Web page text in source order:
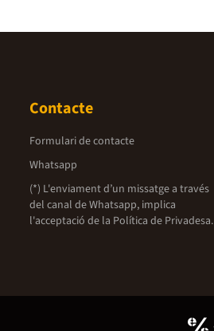
Contacte
Formulari de contacte
Whatsapp
(*) L'enviament d’un missatge a través
del canal de Whatsapp, implica
l'acceptació de la Política de Privadesa.